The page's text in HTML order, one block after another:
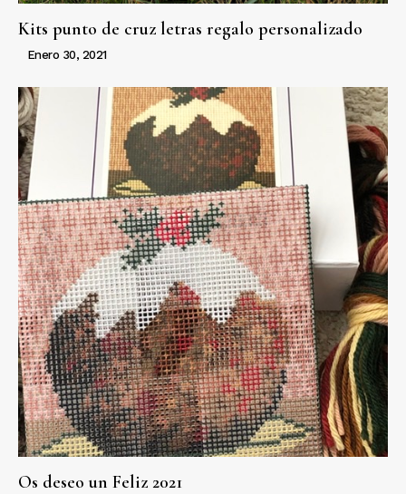
Kits punto de cruz letras regalo personalizado
Enero 30, 2021
Os deseo un Feliz 2021